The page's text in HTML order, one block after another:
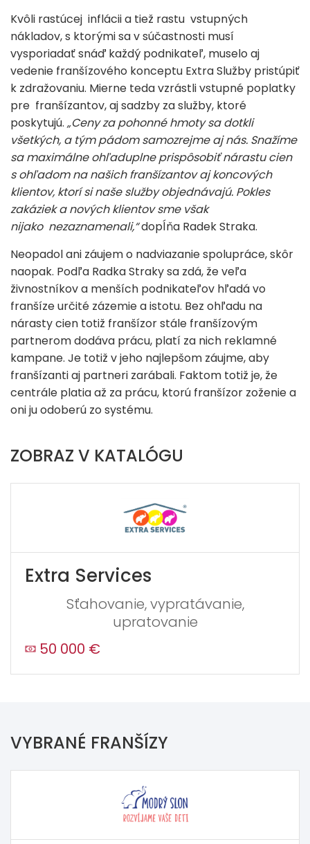
Kvôli rastúcej inflácii a tiež rastu vstupných
nákladov, s ktorými sa v súčastnosti musí
vysporiadať snáď každý podnikateľ, muselo aj
vedenie franšízového konceptu Extra Služby pristúpiť
k zdražovaniu. Mierne teda vzrástli vstupné poplatky
pre franšízantov, aj sadzby za služby, ktoré
poskytujú. „Ceny za pohonné hmoty sa dotkli
všetkých, a tým pádom samozrejme aj nás. Snažíme
sa maximálne ohľaduplne prispôsobiť nárastu cien
s ohľadom na našich franšízantov aj koncových
klientov, ktorí si naše služby objednávajú. Pokles
zakáziek a nových klientov sme však
nijako nezaznamenali,“dopĺňa Radek Straka.
Neopadol ani záujem o nadviazanie spolupráce, skôr
naopak. Podľa Radka Straky sa zdá, že veľa
živnostníkov a menších podnikateľov hľadá vo
franšíze určité zázemie a istotu. Bez ohľadu na
nárasty cien totiž franšízor stále franšízovým
partnerom dodáva prácu, platí za nich reklamné
kampane. Je totiž v jeho najlepšom záujme, aby
franšízanti aj partneri zarábali. Faktom totiž je, že
centrále platia až za prácu, ktorú franšízor zoženie a
oni ju odoberú zo systému.
ZOBRAZ V KATALÓGU
Extra Services
Sťahovanie, vypratávanie,
upratovanie
50 000 €
VYBRANÉ FRANŠÍZY